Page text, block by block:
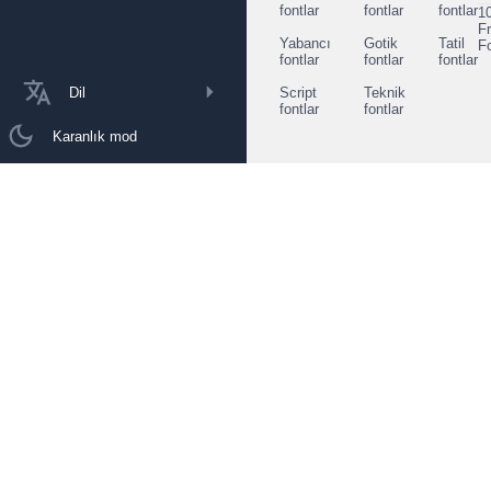
Dil
Karanlık mod
fontlar
fontlar
fontlar
Yabancı
fontlar
Gotik
fontlar
Tatil
fontlar
Script
fontlar
Teknik
fontlar